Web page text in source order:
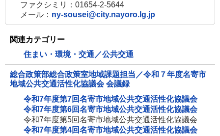
ファクシミリ：01654-2-5644
メール： ny-sousei@city.nayoro.lg.jp
関連カテゴリー
住まい・環境・交通／公共交通
総合政策部総合政策室地域課題担当／令和７年度名寄市
地域公共交通活性化協議会 会議録
令和7年度第7回名寄市地域公共交通活性化協議会
令和7年度第6回名寄市地域公共交通活性化協議会
令和7年度第5回名寄市地域公共交通活性化協議会
令和7年度第4回名寄市地域公共交通活性化協議会